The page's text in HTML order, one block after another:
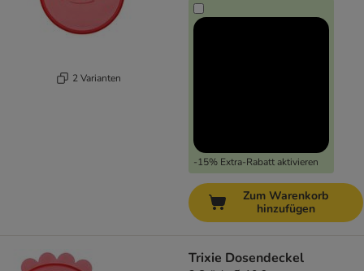
2 Varianten
-15% Extra-Rabatt aktivieren
Zum Warenkorb
hinzufügen
Trixie Dosendeckel